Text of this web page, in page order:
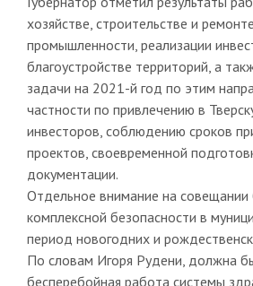
хозяйстве, строительстве и
промышленности, реализации
благоустройстве территорий, а
задачи на 2021-й год по этим
частности по привлечению в
инвесторов, соблюдению сроков
проектов, своевременной
документации.
Отдельное внимание на
комплексной безопасности в
период новогодних и
По словам Игоря Рудени, должна
бесперебойная работа системы